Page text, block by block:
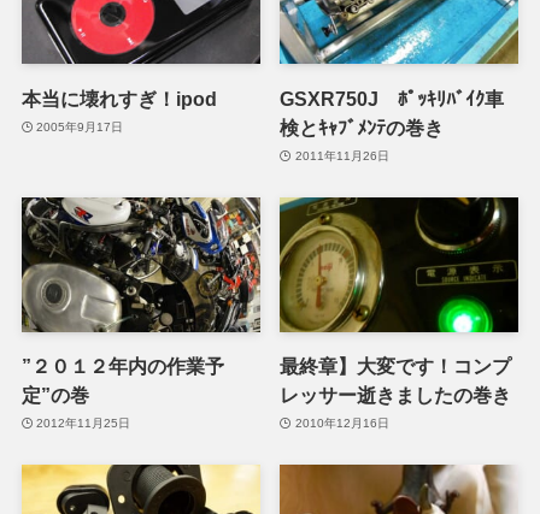
本当に壊れすぎ！ipod
2005年9月17日
GSXR750J ﾎﾟｯｷﾘﾊﾞｲｸ車
検とｷｬﾌﾞﾒﾝﾃの巻き
2011年11月26日
”２０１２年内の作業予
定”の巻
2012年11月25日
最終章】大変です！コンプ
レッサー逝きましたの巻き
2010年12月16日